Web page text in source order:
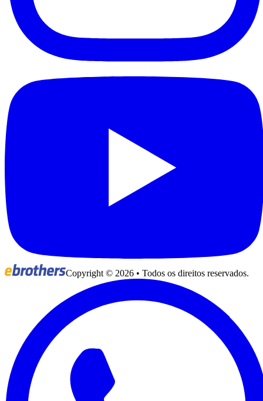
Copyright © 2026 • Todos os direitos reservados.